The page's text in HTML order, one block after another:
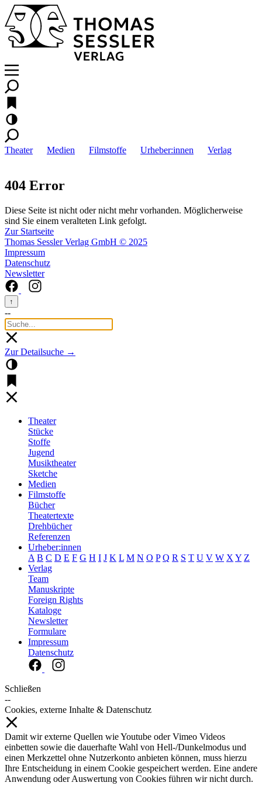
Theater Medien Filmstoffe Urheber:innen Verlag
404 Error
Diese Seite ist nicht oder nicht mehr vorhanden. Möglicherweise
sind Sie einem veralteten Link gefolgt.
Zur Startseite
Thomas Sessler Verlag GmbH © 2025
Impressum
Datenschutz
Newsletter
↑
--
Zur Detailsuche →
Theater
Stücke
Stoffe
Jugend
Musiktheater
Sketche
Medien
Filmstoffe
Bücher
Theatertexte
Drehbücher
Referenzen
Urheber:innen
A B C D E F G H I J K L M N O P Q R S T U V W X Y Z
Verlag
Team
Manuskripte
Foreign Rights
Kataloge
Newsletter
Formulare
Impressum
Datenschutz
Schließen
--
Cookies, externe Inhalte & Datenschutz
Damit wir externe Quellen wie Youtube oder Vimeo Videos
einbetten sowie die dauerhafte Wahl von Hell-/Dunkelmodus und
einen Merkzettel ohne Nutzerkonto anbieten können, muss hierzu
Ihre Entscheidung in einem Cookie gespeichert werden. Eine andere
Anwendung oder Auswertung von Cookies führen wir nicht durch.